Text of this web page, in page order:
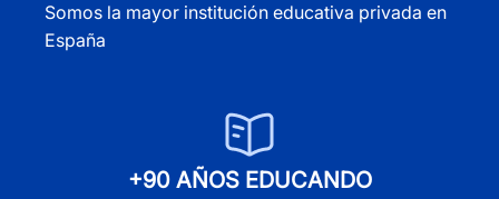
Somos la mayor institución educativa privada en
España
+90 AÑOS EDUCANDO